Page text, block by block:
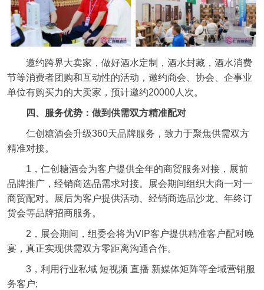
邀约跨界大卖家，做好酒水定制，酒水封藏，酒水消费
节等消费者团购和互动性的活动，邀约商会、协会、企事业
单位有购买力的大卖家，预计邀约20000人次。
四、服务优势：做到供需双方精准配对
仁创糖酒会升级360天品牌服务，致力于聚焦供需双方
精准对接。
1，仁创糖酒会为客户提供全年的商贸服务对接，展前
品牌推广，经销商选品需求对接。展会期间组织大商一对一
商贸配对。展后为客户提供活动、经销商选品沙龙、年终订
货会等品牌招商服务。
2，展会期间，组委会将为VIP客户提供精准客户配对晚
宴，真正实现供需双方零距离沟通合作。
3，利用行业私域 短视频 直播 新媒体矩阵等全域营销服
务客户;